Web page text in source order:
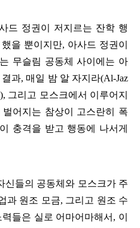
드 정권이 저지르는 잔학 행
을 뿐이지만, 아사드 정권이
무슬림 공동체 사이에는 아
결과, 매일 밤 알 자지라(Al-Jaz
그리고 모스크에서 이루어지
어지는 참상이 고스란히 폭
충격을 받고 행동에 나서게
신들의 공동체와 모스크가 주
과 원조 모금, 그리고 원조 수
력들은 실로 어마어마해서 , 이